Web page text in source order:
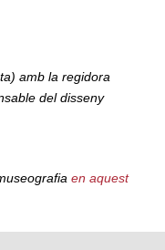
amb la regidora
del disseny
en aquest